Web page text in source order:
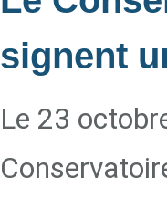
signent
Le 23